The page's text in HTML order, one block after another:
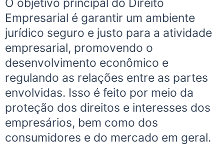
O objetivo principal do Direito
Empresarial é garantir um ambiente
jurídico seguro e justo para a atividade
empresarial, promovendo o
desenvolvimento econômico e
regulando as relações entre as partes
envolvidas. Isso é feito por meio da
proteção dos direitos e interesses dos
empresários, bem como dos
consumidores e do mercado em geral.